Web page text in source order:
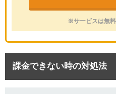
※サービスは無
課金できない時の対処法